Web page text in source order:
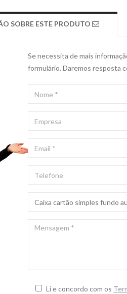
SOBRE ESTE PRODUTO
Se necessita de mais
formulário. Daremos resposta
*
Li e concordo com os